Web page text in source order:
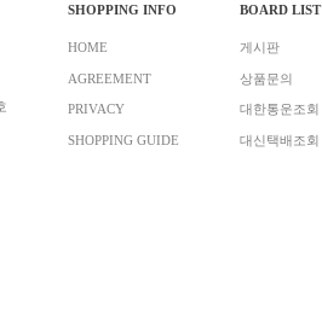
SHOPPING INFO
HOME
AGREEMENT
PRIVACY
SHOPPING GUIDE
BOARD LIST
게시판
상품문의
대한통운조회
대신택배조회